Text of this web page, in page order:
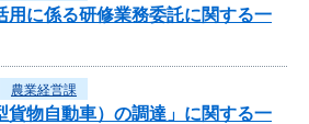
用に係る研修業務委託に関する一
農業経営課
貨物自動車）の調達」に関する一